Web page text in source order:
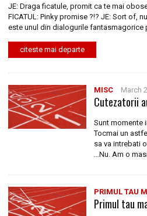
JE: Draga ficatule, promit ca te mai
FICATUL: Pinky promise ?!? JE: Sort of,
este unul din dialogurile fantasmagorice
citeste mai departe
MISC March
Cutezatorii
Sunt momente
Tocmai un
sa va intrebati
…Nu. Am o
PRIMUL TAU
Primul tau